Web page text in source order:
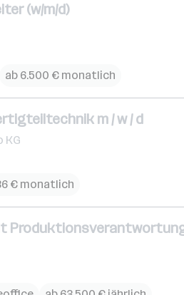
(w/m/d)
ab 6.500 € monatlich
m / w / d
KG
€ monatlich